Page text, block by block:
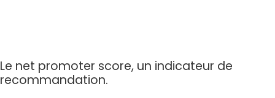
Le net promoter score, un indicateur de
recommandation.